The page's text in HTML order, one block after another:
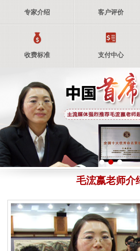
专家介绍 客户评价
收费标准 支付中心
毛浤嬴老师介